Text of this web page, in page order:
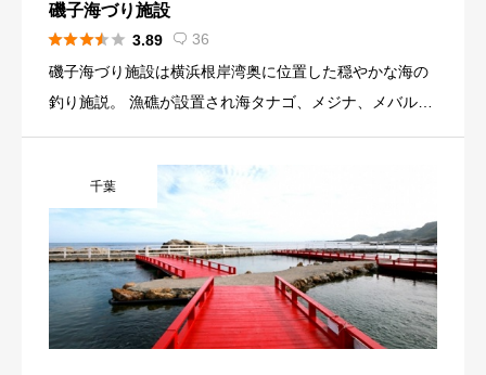
磯子海づり施設
 3.89  36
磯子海づり施設は横浜根岸湾奥に位置した穏やかな海の
釣り施説。 漁礁が設置され海タナゴ、メジナ、メバルな
壁に設置された全長500ｍの桟橋状の釣り座にはやや高
めの柵があり、子供でも安心して釣りが楽しめます。 Ｈ
23年4月より駐車場が設置され、自動車での来場が可能
になりました。
千葉